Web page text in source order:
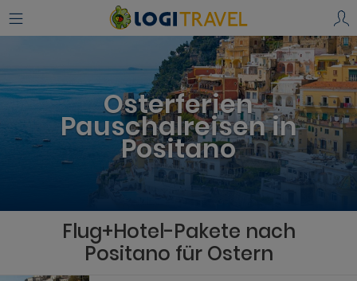
Osterferien
Pauschalreisen in
Positano
Flug+Hotel-Pakete nach
Positano für Ostern